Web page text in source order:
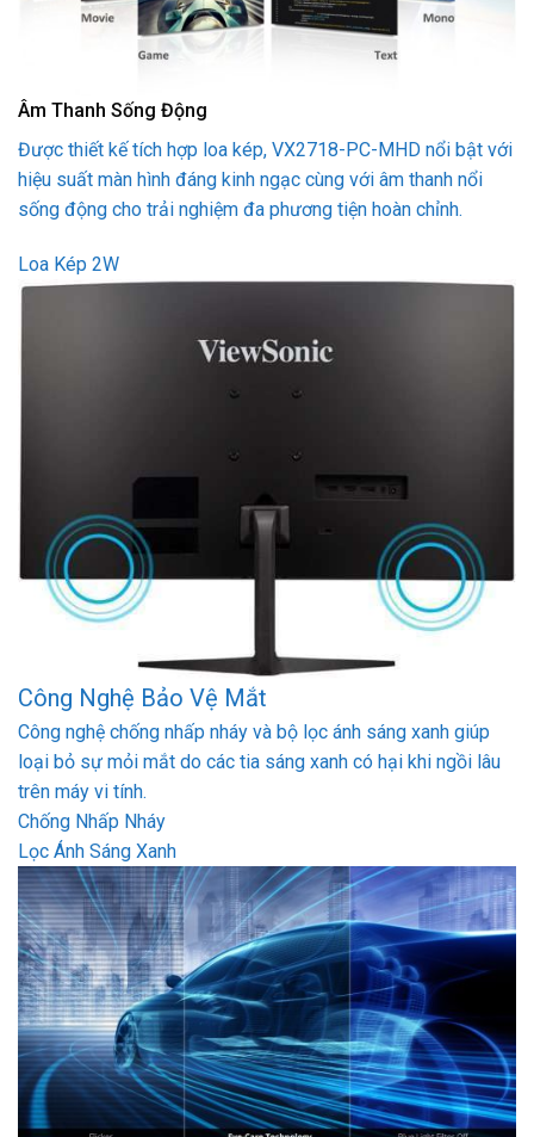
Âm Thanh Sống Động
Được thiết kế tích hợp loa kép, VX2718-PC-MHD nổi bật với
hiệu suất màn hình đáng kinh ngạc cùng với âm thanh nổi
sống động cho trải nghiệm đa phương tiện hoàn chỉnh.
Loa Kép 2W
Công Nghệ Bảo Vệ Mắt
Công nghệ chống nhấp nháy và bộ lọc ánh sáng xanh giúp
loại bỏ sự mỏi mắt do các tia sáng xanh có hại khi ngồi lâu
trên máy vi tính.
Chống Nhấp Nháy
Lọc Ánh Sáng Xanh